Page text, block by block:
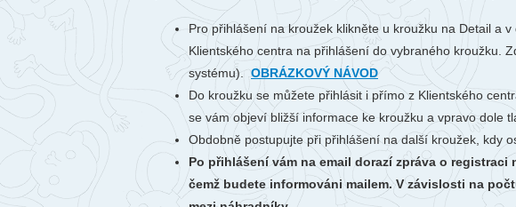
Pro přihlášení na kroužek klikněte u kroužku na Detail a
Klientského centra na přihlášení do vybraného kroužku.
systému).OBRÁZKOVÝ NÁVOD
Do kroužku se můžete přihlásit i přímo z Klientského
se vám objeví bližší informace ke kroužku a vpravo dole
Obdobně postupujte při přihlášení na další kroužek, kdy
Po přihlášení vám na email dorazí zpráva o
čemž budete informováni mailem. V závislosti na